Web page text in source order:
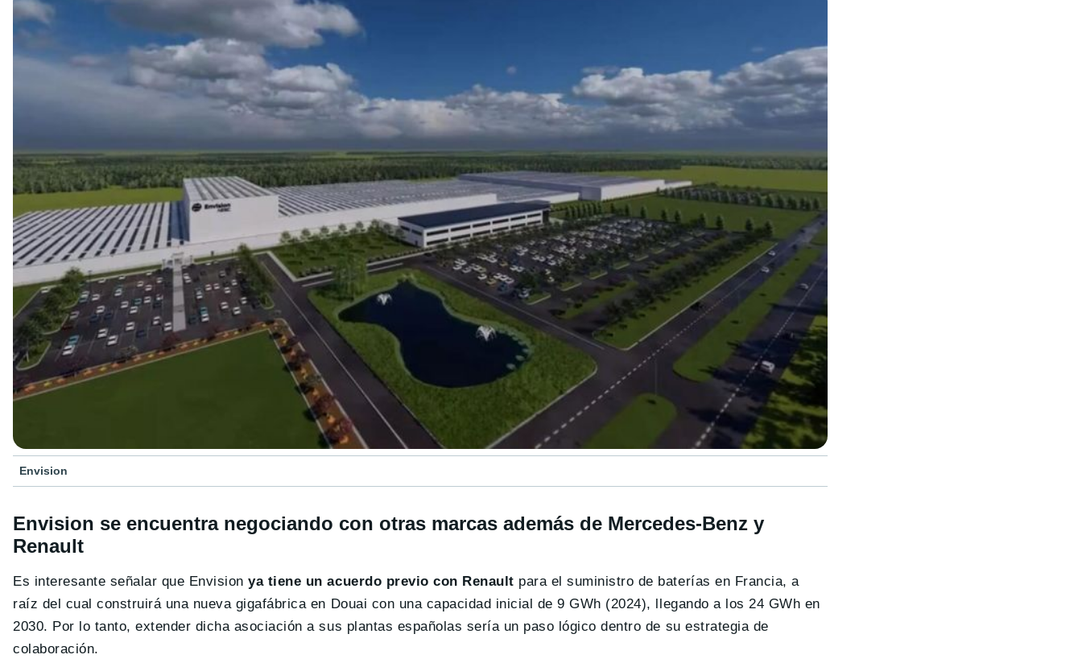
Envision
Envision se encuentra negociando con otras marcas además de Mercedes-Benz y
Renault
Es interesante señalar que Envision ya tiene un acuerdo previo con Renault para el suministro de baterías en Francia, a
raíz del cual construirá una nueva gigafábrica en Douai con una capacidad inicial de 9 GWh (2024), llegando a los 24 GWh en
2030. Por lo tanto, extender dicha asociación a sus plantas españolas sería un paso lógico dentro de su estrategia de
colaboración.